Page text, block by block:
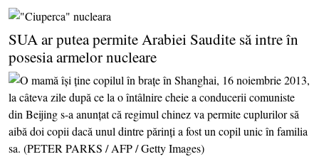
SUA ar putea permite Arabiei Saudite să intre în
posesia armelor nucleare